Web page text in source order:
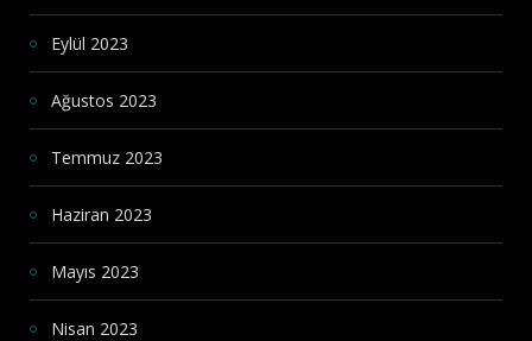
Eylül 2023
Ağustos 2023
Temmuz 2023
Haziran 2023
Mayıs 2023
Nisan 2023